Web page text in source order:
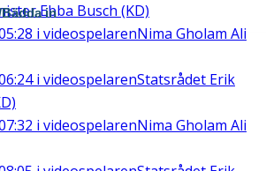
Ebba Busch (KD)
i videospelarenNima Gholam Ali
i videospelarenStatsrådet Erik
i videospelarenNima Gholam Ali
in